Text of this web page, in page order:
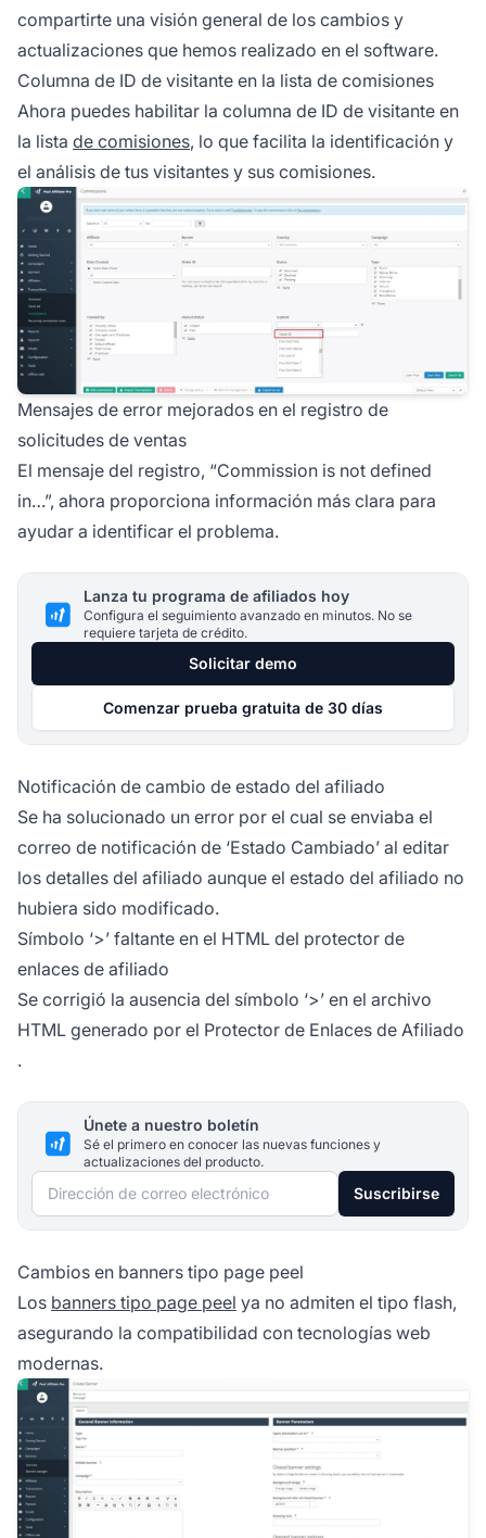
compartirte una visión general de los cambios y
actualizaciones que hemos realizado en el software.
Columna de ID de visitante en la lista de comisiones
Ahora puedes habilitar la columna de ID de visitante en
la lista de comisiones, lo que facilita la identificación y
el análisis de tus visitantes y sus comisiones.
Mensajes de error mejorados en el registro de
solicitudes de ventas
El mensaje del registro, “Commission is not defined
in…”, ahora proporciona información más clara para
ayudar a identificar el problema.
Lanza tu programa de afiliados hoy
Configura el seguimiento avanzado en minutos. No se
requiere tarjeta de crédito.
Solicitar demo
Comenzar prueba gratuita de 30 días
Notificación de cambio de estado del afiliado
Se ha solucionado un error por el cual se enviaba el
correo de notificación de ‘Estado Cambiado’ al editar
los detalles del afiliado aunque el estado del afiliado no
hubiera sido modificado.
Símbolo ‘>’ faltante en el HTML del protector de
enlaces de afiliado
Se corrigió la ausencia del símbolo ‘>’ en el archivo
HTML generado por el Protector de Enlaces de Afiliado
.
Únete a nuestro boletín
Sé el primero en conocer las nuevas funciones y
actualizaciones del producto.
Dirección de correo electrónico Suscribirse
Cambios en banners tipo page peel
Los banners tipo page peel ya no admiten el tipo flash,
asegurando la compatibilidad con tecnologías web
modernas.